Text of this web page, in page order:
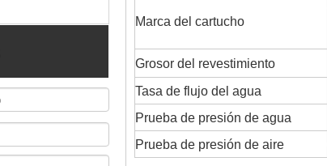
Marca del cartucho
Grosor del revestimiento
Tasa de flujo del agua
Prueba de presión de agua
Prueba de presión de aire